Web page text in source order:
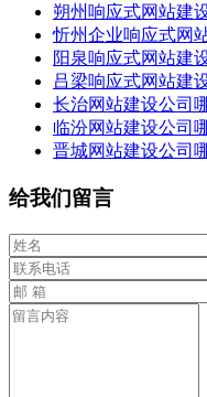
朔州响应式网站建
忻州企业响应式网
阳泉响应式网站建
吕梁响应式网站建
长治网站建设公司
临汾网站建设公司
晋城网站建设公司
给我们留言